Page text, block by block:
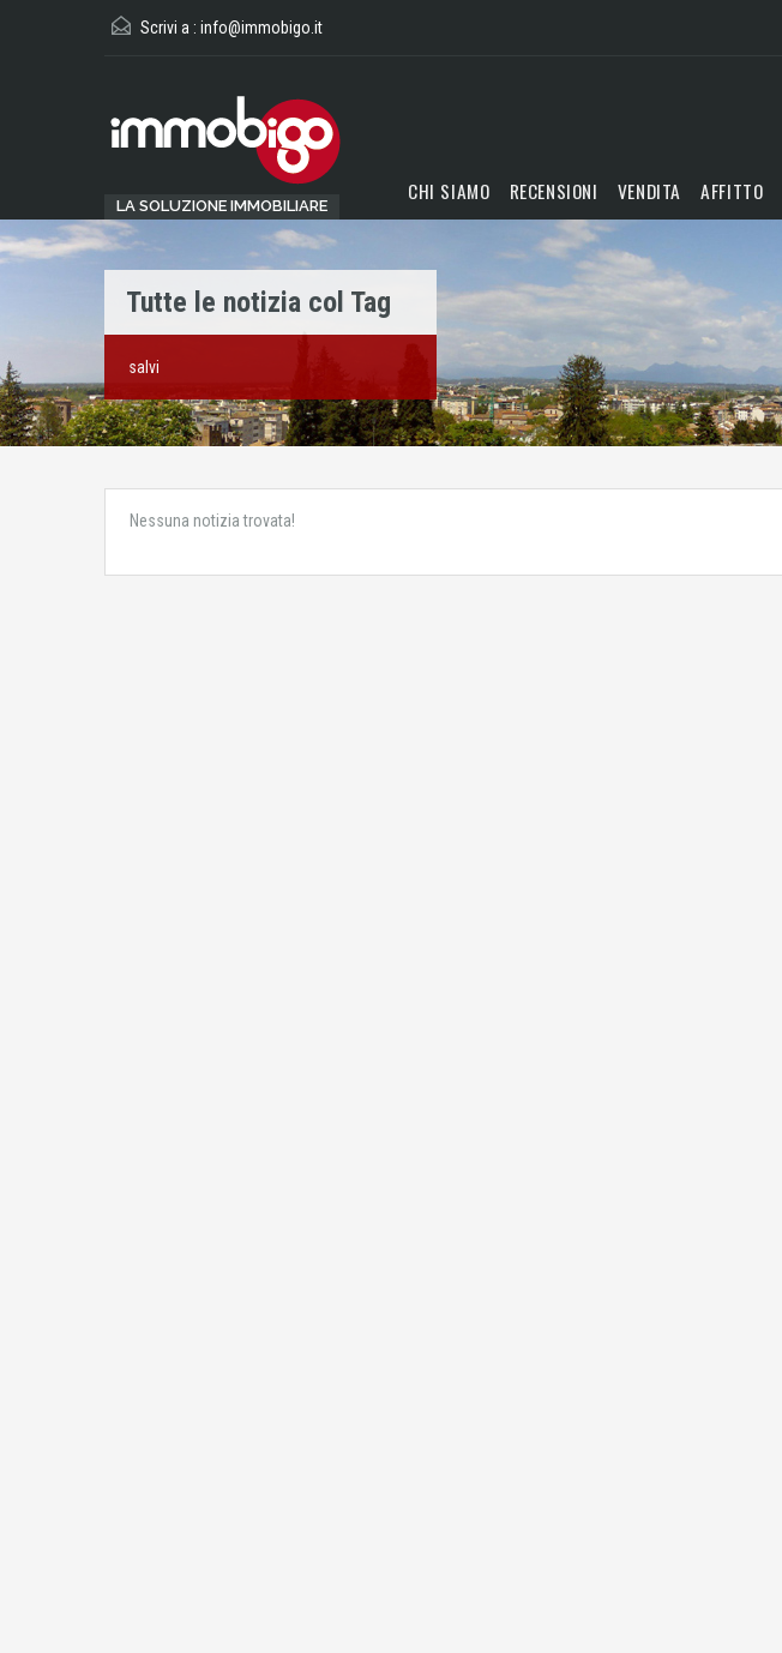
Scrivi a : info@immobigo.it
LA SOLUZIONE IMMOBILIARE
CHI SIAMO RECENSIONI VENDITA AFFITTO
Tutte le notizia col Tag
salvi
Nessuna notizia trovata!